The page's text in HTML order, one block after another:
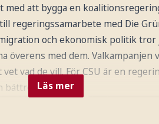
med att bygga en
regeringssamarbete med Die
och ekonomisk politik tror
överens med dem. Valkampanjen
vad de vill. För CSU är en
bättre regering.
Läs mer